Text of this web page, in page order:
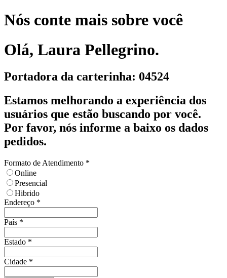
Nós conte mais sobre você
Olá, Laura Pellegrino.
Portadora da carterinha: 04524
Estamos melhorando a experiência dos
usuários que estão buscando por você.
Por favor, nós informe a baixo os dados
pedidos.
Formato de Atendimento *
Online
Presencial
Hibrido
Endereço *
País *
Estado *
Cidade *